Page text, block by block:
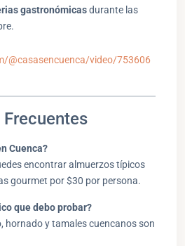
gastronómicasdurante las
@casasencuenca/video/753606
Cuenca?
encontrar almuerzos típicos
gourmet por $30 por persona.
que debo probar?
hornado y tamales cuencanos son